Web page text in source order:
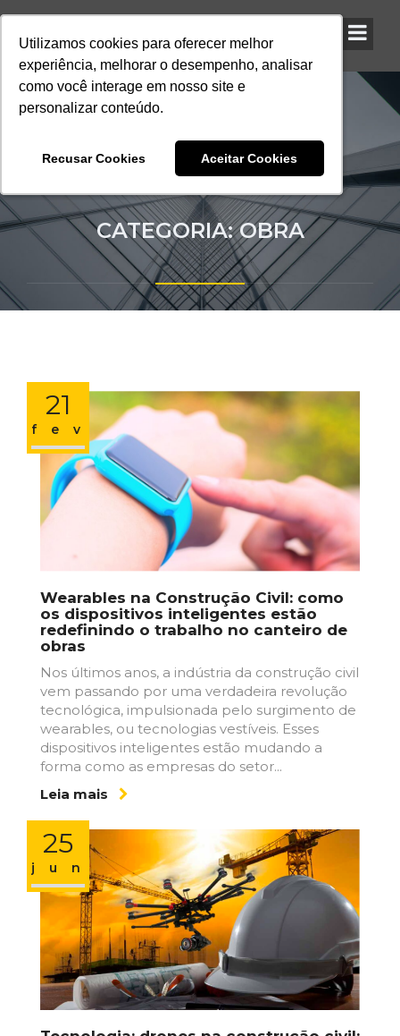
Utilizamos cookies para oferecer melhor
experiência, melhorar o desempenho, analisar
como você interage em nosso site e
personalizar conteúdo.
Recusar Cookies Aceitar Cookies
Utilizamos cookies para oferecer melhor
experiência, melhorar o desempenho, analisar
como você interage em nosso site e
personalizar conteúdo.
Recusar Cookies Aceitar Cookies
Utilizamos cookies para oferecer melhor
experiência, melhorar o desempenho, analisar
como você interage em nosso site e
personalizar conteúdo.
Recusar Cookies Aceitar Cookies
CATEGORIA: OBRA
21
fev
Wearables na Construção Civil: como
os dispositivos inteligentes estão
redefinindo o trabalho no canteiro de
obras
Nos últimos anos, a indústria da construção civil
vem passando por uma verdadeira revolução
tecnológica, impulsionada pelo surgimento de
wearables, ou tecnologias vestíveis. Esses
dispositivos inteligentes estão mudando a
forma como as empresas do setor...
Leia mais
25
jun